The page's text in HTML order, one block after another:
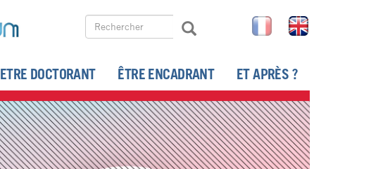
Search
Rechercher RechercherFR EN
ETRE DOCTORANT ÊTRE ENCADRANT ET APRÈS ?